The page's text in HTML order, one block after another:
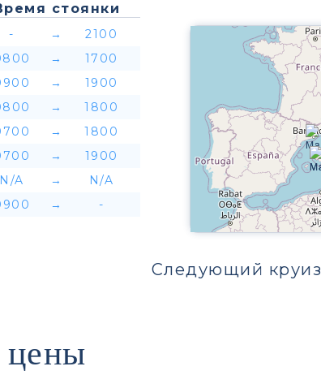
стоянки
- →
2100
→
1700
→
1900
→
1800
→
1800
→
1900
N/A →
N/A
→ -
Следующий круиз